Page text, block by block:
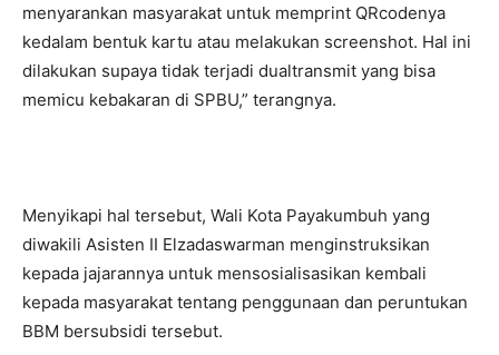
menyarankan masyarakat untuk memprint QRcodenya
kedalam bentuk kartu atau melakukan screenshot. Hal ini
dilakukan supaya tidak terjadi dualtransmit yang bisa
memicu kebakaran di SPBU,” terangnya.
Menyikapi hal tersebut, Wali Kota Payakumbuh yang
diwakili Asisten II Elzadaswarman menginstruksikan
kepada jajarannya untuk mensosialisasikan kembali
kepada masyarakat tentang penggunaan dan peruntukan
BBM bersubsidi tersebut.